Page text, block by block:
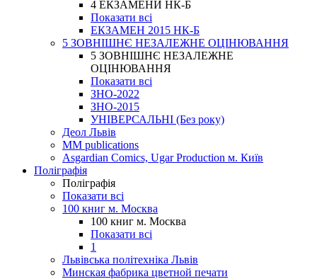
4 ЕКЗАМЕНИ НК-Б
Показати всі
ЕКЗАМЕН 2015 НК-Б
5 ЗОВНІШНЄ НЕЗАЛЕЖНЕ ОЦІНЮВАННЯ
5 ЗОВНІШНЄ НЕЗАЛЕЖНЕ
ОЦІНЮВАННЯ
Показати всі
ЗНО-2022
ЗНО-2015
УНІВЕРСАЛЬНІ (Без року)
Деол Львів
MM publications
Asgardian Comics, Ugar Production м. Київ
Поліграфія
Поліграфія
Показати всі
100 книг м. Москва
100 книг м. Москва
Показати всі
1
Львівська політехніка Львів
Минская фабрика цветной печати